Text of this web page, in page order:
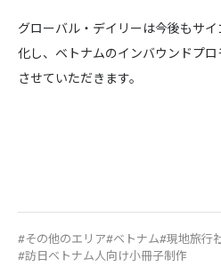
グローバル・デイリーは今後もサ
化し、ベトナムのインバウンドプ
させていただきます。
その他のエリア ベトナム 現地旅行
訪日ベトナム人向け小冊子制作